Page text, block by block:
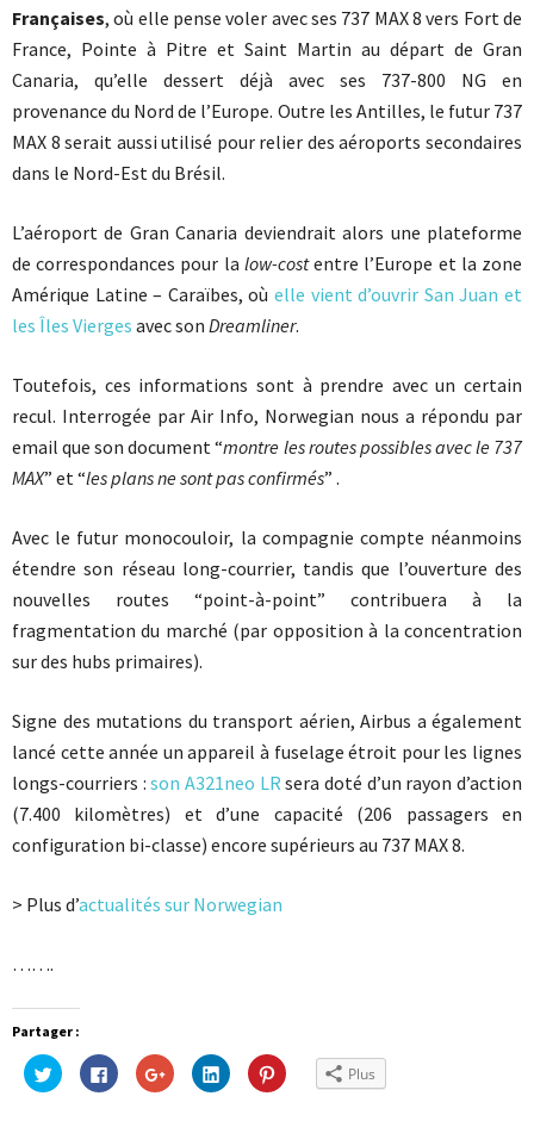
Françaises, où elle pense voler avec ses 737 MAX 8 vers Fort de
France, Pointe à Pitre et Saint Martin au départ de Gran
Canaria, qu’elle dessert déjà avec ses 737-800 NG en
provenance du Nord de l’Europe. Outre les Antilles, le futur 737
MAX 8 serait aussi utilisé pour relier des aéroports secondaires
dans le Nord-Est du Brésil.
L’aéroport de Gran Canaria deviendrait alors une plateforme
de correspondances pour la low-costentre l’Europe et la zone
Amérique Latine – Caraïbes, où elle vient d’ouvrir San Juan et
les Îles Vierges avec son Dreamliner.
Toutefois, ces informations sont à prendre avec un certain
recul. Interrogée par Air Info, Norwegian nous a répondu par
email que son document “montre les routes possibles avec le 737
MAX” et “les plans ne sont pas confirmés” .
Avec le futur monocouloir, la compagnie compte néanmoins
étendre son réseau long-courrier, tandis que l’ouverture des
nouvelles routes “point-à-point” contribuera à la
fragmentation du marché (par opposition à la concentration
sur des hubs primaires).
Signe des mutations du transport aérien, Airbus a également
lancé cette année un appareil à fuselage étroit pour les lignes
longs-courriers :son A321neo LRsera doté d’un rayon d’action
(7.400 kilomètres) et d’une capacité (206 passagers en
configuration bi-classe) encore supérieurs au 737 MAX 8.
> Plus d’actualités sur Norwegian
…….
Partager :
Cliquez
pour
partager
Cliquez
pour
partager
Cliquez
pour
partager
Cliquez
pour
partager
Cliquez
pour Plus